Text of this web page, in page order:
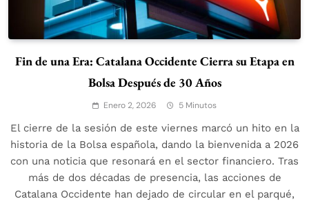
Fin de una Era: Catalana Occidente Cierra su Etapa en
Bolsa Después de 30 Años
Enero 2, 2026 5 Minutos
El cierre de la sesión de este viernes marcó un hito en la
historia de la Bolsa española, dando la bienvenida a 2026
con una noticia que resonará en el sector financiero. Tras
más de dos décadas de presencia, las acciones de
Catalana Occidente han dejado de circular en el parqué,